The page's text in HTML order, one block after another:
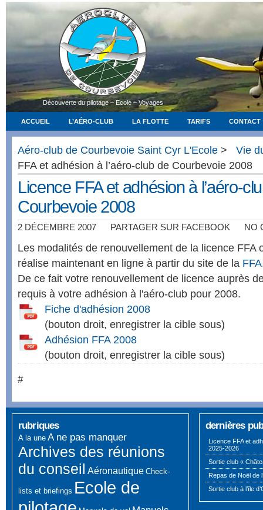
Découverte du pilotage – Ecole – Voyages
ACCUEIL L’AÉRO-CLUB LA FLOTTE TARIFS CONTACT
Aéro-club de Courbevoie Saint Cyr L'Ecole >
Vie
FFA et adhésion à l’aéro-club de Courbevoie 2008
Licence FFA et adhésion à l’aéro-
Courbevoie 2008
2 DÉCEMBRE 2007 PARTAGER SUR FACEBOOK NO
Les modalités de renouvellement de la licence FFA
réalise maintenant en ligne à partir du site de la FFA
De ce fait votre renouvellement de licence auprès
requis à votre adhésion à l'aéro-club pour 2008.
Fiche d'adhésion 2008
(bouton droit, enregistrer la cible sous)
Adhésion FFA 2008
(bouton droit, enregistrer la cible sous)
#
rubriques
A la une A ne pas manquer
Archives des réunions
du conseil Aéronautique Check-
lists et briefings Ecole de
dernières
Licence FFA et
2025-2026
Sortie club «
Repas de Noël de
Sortie club à l’île